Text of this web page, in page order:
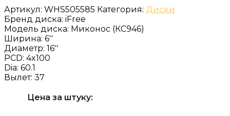
Артикул: WHS505585 Категория: Диски
Бренд диска: iFree
Модель диска: Миконос (КС946)
Ширина: 6''
Диаметр: 16''
PCD: 4x100
Dia: 60.1
Вылет: 37
Цена за штуку: